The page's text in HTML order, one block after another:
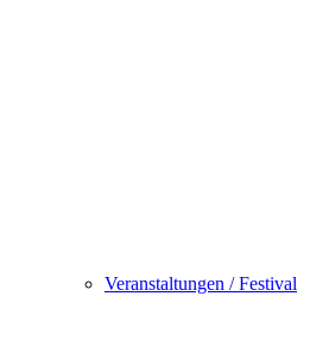
Veranstaltungen / Festival